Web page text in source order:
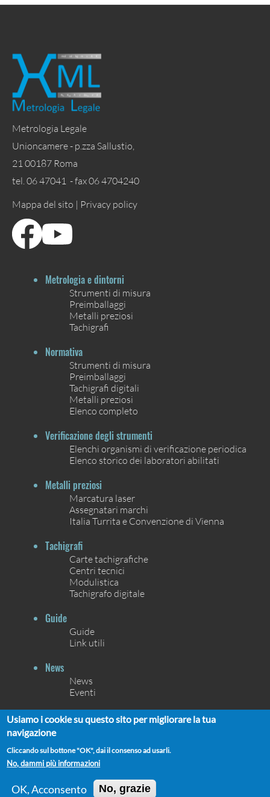
Metrologia Legale
Unioncamere - p.zza Sallustio,
21 00187 Roma
tel. 06 47041 - fax 06 4704240
Mappa del sito | Privacy policy
Metrologia e dintorni
Strumenti di misura
Preimballaggi
Metalli preziosi
Tachigrafi
Normativa
Strumenti di misura
Preimballaggi
Tachigrafi digitali
Metalli preziosi
Elenco completo
Verificazione degli strumenti
Elenchi organismi di verificazione periodica
Elenco storico dei laboratori abilitati
Metalli preziosi
Marcatura laser
Assegnatari marchi
Italia Turrita e Convenzione di Vienna
Tachigrafi
Carte tachigrafiche
Centri tecnici
Modulistica
Tachigrafo digitale
Guide
Guide
Link utili
News
News
Eventi
Contatti
UNIONCAMERE ©2021
Usiamo i cookie su questo sito per migliorare la tua
navigazione
Cliccando sul bottone "OK", dai il consenso ad usarli.
No, dammi più informazioni
OK, Acconsento No, grazie